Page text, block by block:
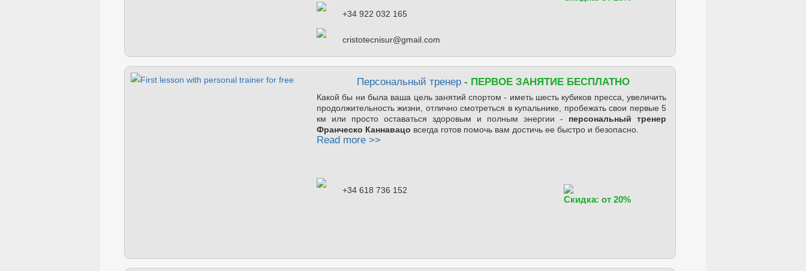
+34 922 032 165
cristotecnisur@gmail.com
Персональный тренер- ПЕРВОЕ ЗАНЯТИЕ БЕСПЛАТНО
Какой бы ни была ваша цель занятий спортом - иметь шесть кубиков пресса, увеличить
продолжительность жизни, отлично смотреться в купальнике, пробежать свои первые 5
км или просто оставаться здоровым и полным энергии - персональный тренер
Франческо Каннавацо всегда готов помочь вам достичь ее быстро и безопасно.
Read more >>
+34 618 736 152
Скидка: от 20%